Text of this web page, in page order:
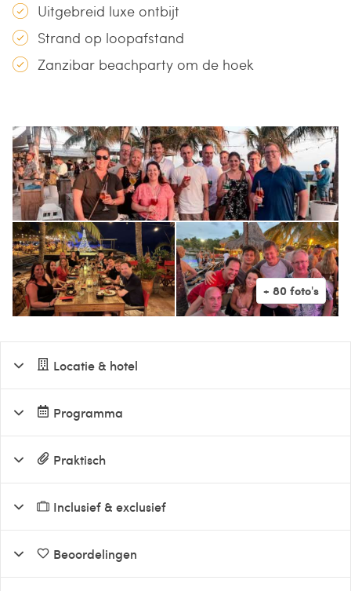
Uitgebreid luxe ontbijt
Strand op loopafstand
Zanzibar beachparty om de hoek
Locatie & hotel
Programma
Praktisch
Inclusief & exclusief
Beoordelingen